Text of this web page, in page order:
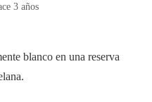
3 años